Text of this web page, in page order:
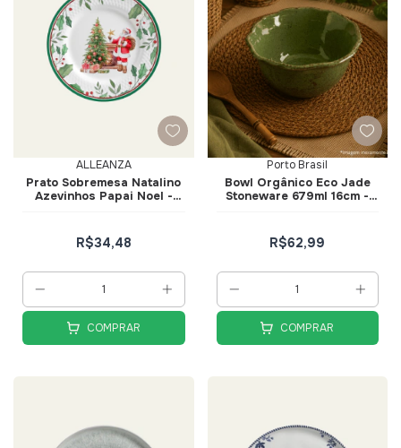
ALLEANZA
Prato Sobremesa Natalino
Azevinhos Papai Noel -
R$34,48
COMPRAR
Porto Brasil
Bowl Orgânico Eco Jade
Stoneware 679ml 16cm -
R$62,99
COMPRAR